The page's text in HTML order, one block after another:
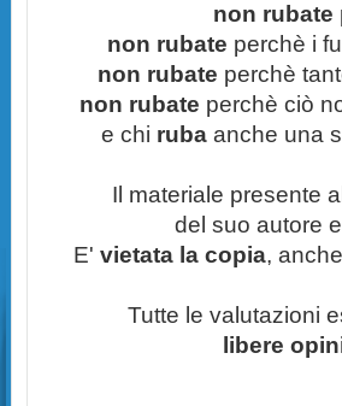
non rubate
non rubate perchè i
non rubate perchè
non rubate perchè ciò
e chi ruba anche una
Il materiale presente
del suo autore
E' vietata la copia,
Tutte le valutazioni
libere